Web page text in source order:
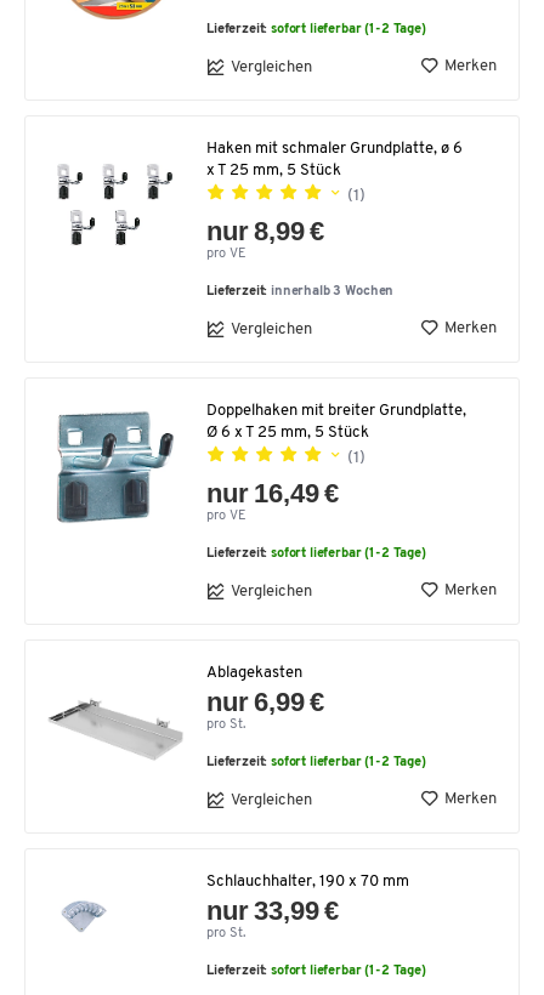
Lieferzeit:sofort lieferbar (1-2 Tage)
Vergleichen Merken
Haken mit schmaler Grundplatte, ø 6
x T 25 mm, 5 Stück
(1)
nur 8,99 €
pro VE
Lieferzeit: innerhalb 3 Wochen
Vergleichen Merken
Doppelhaken mit breiter Grundplatte,
Ø 6 x T 25 mm, 5 Stück
(1)
nur 16,49 €
pro VE
Lieferzeit:sofort lieferbar (1-2 Tage)
Vergleichen Merken
Ablagekasten
nur 6,99 €
pro St.
Lieferzeit:sofort lieferbar (1-2 Tage)
Vergleichen Merken
Schlauchhalter, 190 x 70 mm
nur 33,99 €
pro St.
Lieferzeit:sofort lieferbar (1-2 Tage)